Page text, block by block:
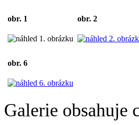
obr. 1 obr. 2
obr. 6
Galerie obsahuje